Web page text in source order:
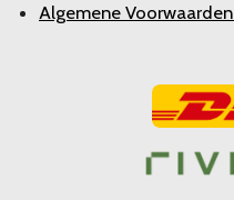
Algemene Voorwaarden